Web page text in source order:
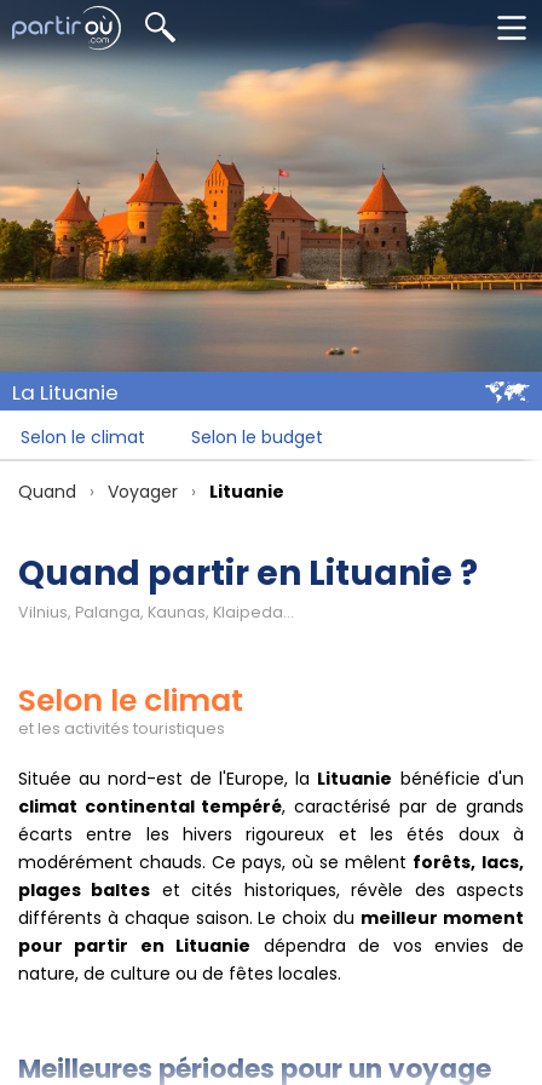
La Lituanie
Selon le climat Selon le budget
Quand Voyager Lituanie
Quand partir en Lituanie ?
Vilnius, Palanga, Kaunas, Klaipeda...
Selon le climat
et les activités touristiques
Située au nord-est de l'Europe, la Lituanie bénéficie d'un
climat continental tempéré, caractérisé par de grands
écarts entre les hivers rigoureux et les étés doux à
modérément chauds. Ce pays, où se mêlent forêts, lacs,
plages baltes et cités historiques, révèle des aspects
différents à chaque saison. Le choix du meilleur moment
pour partir en Lituanie dépendra de vos envies de
nature, de culture ou de fêtes locales.
Meilleures périodes pour un voyage